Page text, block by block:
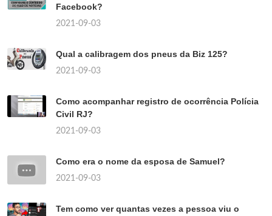
Facebook?
2021-09-03
Qual a calibragem dos pneus da Biz 125?
2021-09-03
Como acompanhar registro de ocorrência Polícia
Civil RJ?
2021-09-03
Como era o nome da esposa de Samuel?
2021-09-03
Tem como ver quantas vezes a pessoa viu o